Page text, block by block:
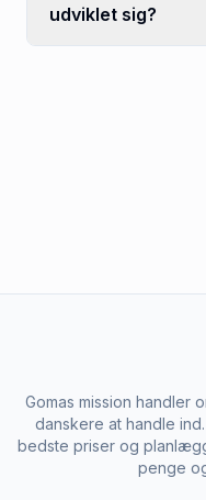
udviklet sig?
Gomas mission handler
danskere at handle
bedste priser og
penge